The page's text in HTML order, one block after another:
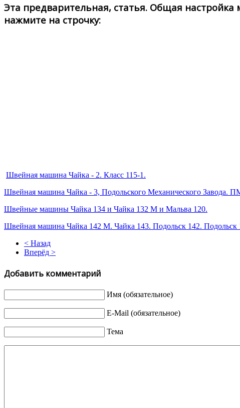
Эта предварительная, статья. Общая
нажмите на строчку:
Швейная машина Чайка - 2. Класс 115-1.
Швейная машина Чайка - 3, Подольского Механического Завода.
Швейные машины Чайка 134 и Чайка 132 М и Мальва 120.
Швейная машина Чайка 142 М. Чайка 143. Подольск 142.
< Назад
Вперёд >
Добавить комментарий
Имя (обязательное)
E-Mail (обязательное)
Тема